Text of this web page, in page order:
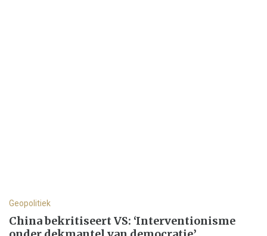
Geopolitiek
China bekritiseert VS: ‘Interventionisme